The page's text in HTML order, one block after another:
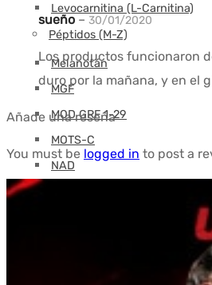
Levocarnitina (L-Carnitina)
Péptidos (M-Z)
Melanotán
MGF
MOD GRF 1-29
MOTS-C
NAD
sueño – 30/01/2020
Los productos funcionaron
duro por la mañana, y en el
Añade una reseña
You must be logged in to post a